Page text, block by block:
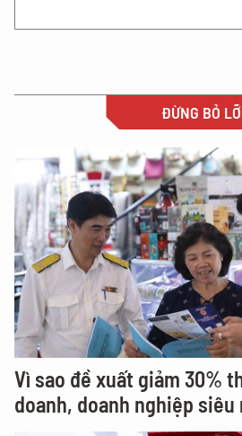
ĐỪNG BỎ LỠ
Vì sao đề xuất giảm 30%
doanh, doanh nghiệp siêu